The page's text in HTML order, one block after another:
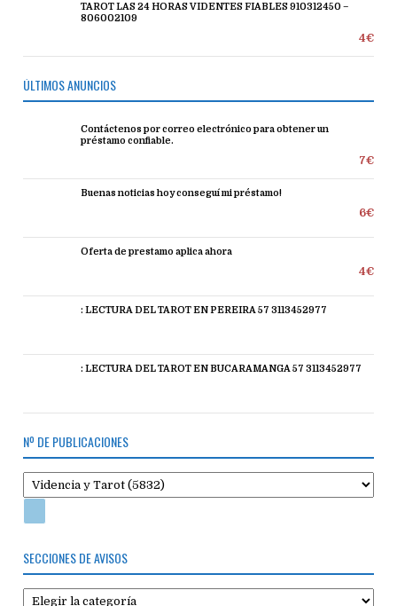
TAROT LAS 24 HORAS VIDENTES FIABLES 910312450 –
806002109
4€
ÚLTIMOS ANUNCIOS
Contáctenos por correo electrónico para obtener un
préstamo confiable.
7€
Buenas noticias hoy conseguí mi préstamo!
6€
Oferta de prestamo aplica ahora
4€
: LECTURA DEL TAROT EN PEREIRA 57 3113452977
: LECTURA DEL TAROT EN BUCARAMANGA 57 3113452977
Nº DE PUBLICACIONES
SECCIONES DE AVISOS
Secciones